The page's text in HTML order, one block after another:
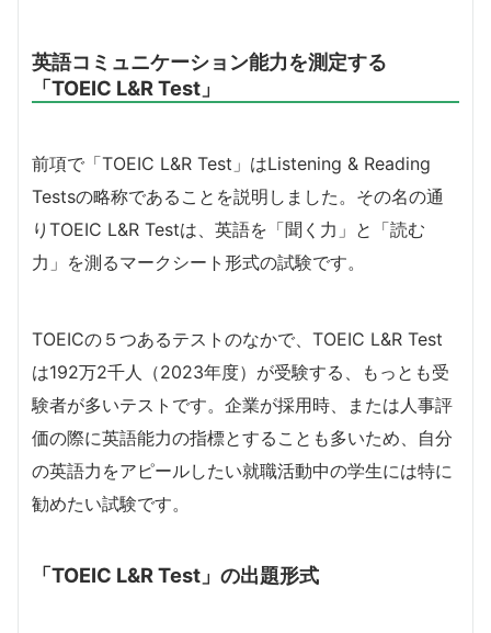
英語コミュニケーション能力を測定する
「TOEIC L&R Test」
前項で「TOEIC L&R Test」はListening & Reading
Testsの略称であることを説明しました。その名の通
りTOEIC L&R Testは、英語を「聞く力」と「読む
力」を測るマークシート形式の試験です。
TOEICの５つあるテストのなかで、TOEIC L&R Test
は192万2千人（2023年度）が受験する、もっとも受
験者が多いテストです。企業が採用時、または人事評
価の際に英語能力の指標とすることも多いため、自分
の英語力をアピールしたい就職活動中の学生には特に
勧めたい試験です。
「TOEIC L&R Test」の出題形式